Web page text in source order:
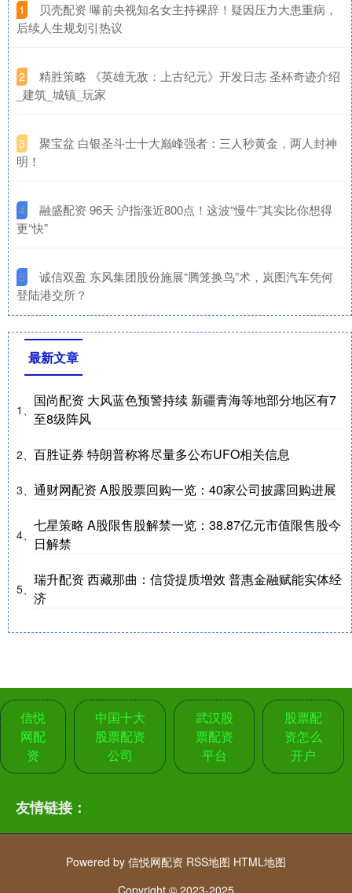
1
​贝壳配资 曝前央视知名女主持裸辞！疑因压力大患重病，
后续人生规划引热议
2
​精胜策略 《英雄无敌：上古纪元》开发日志 圣杯奇迹介绍
_建筑_城镇_玩家
3
​聚宝盆 白银圣斗士十大巅峰强者：三人秒黄金，两人封神
明！
4
​融盛配资 96天 沪指涨近800点！这波“慢牛”其实比你想得
更“快”
5
​诚信双盈 东风集团股份施展“腾笼换鸟”术，岚图汽车凭何
登陆港交所？
最新文章
1、
国尚配资 大风蓝色预警持续 新疆青海等地部分地区有7
至8级阵风
2、 百胜证券 特朗普称将尽量多公布UFO相关信息
3、 通财网配资 A股股票回购一览：40家公司披露回购进展
4、
七星策略 A股限售股解禁一览：38.87亿元市值限售股今
日解禁
5、
瑞升配资 西藏那曲：信贷提质增效 普惠金融赋能实体经
济
信悦
网配
资
中国十大
股票配资
公司
武汉股
票配资
平台
股票配
资怎么
开户
友情链接：
Powered by 信悦网配资 RSS地图 HTML地图